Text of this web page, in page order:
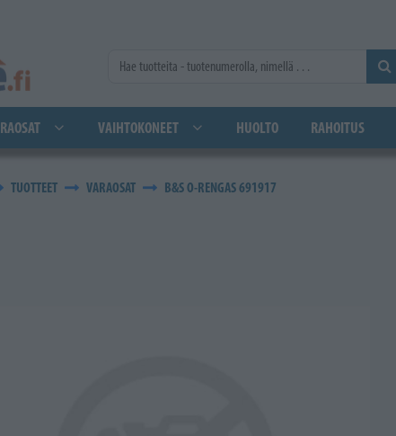
VAIHTOKONEET HUOLTO RAHOITUS
TUOTTEET VARAOSAT B&S O-RENGAS 691917